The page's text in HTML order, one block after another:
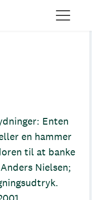
Enten
en hammer
til at banke
Nielsen;